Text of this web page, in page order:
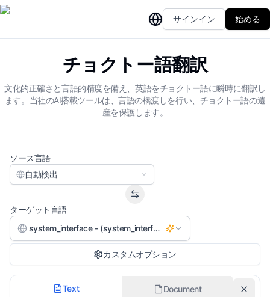
サインイン 始める
チョクトー語翻訳
文化的正確さと言語的精度を備え、英語をチョクトー語に瞬時に翻訳し
ます。当社のAI搭載ツールは、言語の橋渡しを行い、チョクトー語の遺
産を保護します。
ソース言語
自動検出
ターゲット言語
system_interface - (system_interface)
カスタムオプション
Text Document